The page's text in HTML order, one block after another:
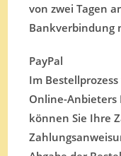
von zwei Tagen
Bankverbindung
PayPal
Im
Online-Anbieters
können Sie Ihre